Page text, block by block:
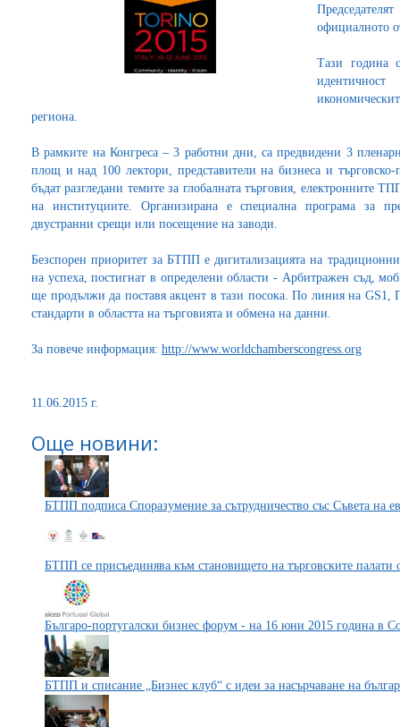
официалното
Тази година
региона.
В рамките на Конгреса – 3 работни дни, са предвидени 3
площ и над 100 лектори, представители на бизнеса и
бъдат разгледани темите за глобалната търговия,
на институциите. Организирана е специална програма за
двустранни срещи или посещение на заводи.
Безспорен приоритет за БТПП е дигитализацията на
на успеха, постигнат в определени области - Арбитражен съд,
ще продължи да поставя акцент в тази посока. По линия на GS1,
стандарти в областта на търговията и обмена на данни.
За повече информация: http://www.worldchamberscongress.org
11.06.2015 г.
Още новини:
БТПП подписа Споразумение за сътрудничество със Съвета на
БТПП се присъединява към становището на търговските палати
Българо-португалски бизнес форум - на 16 юни 2015 година в
БТПП и списание „Бизнес клуб“ с идеи за насърчаване на